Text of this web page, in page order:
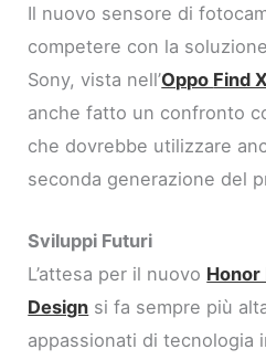
Il nuovo sensore di
competere con la
Sony, vista nell’Oppo Find
anche fatto un confronto
che dovrebbe utilizzare
seconda generazione del
Sviluppi Futuri
L’attesa per il nuovo Honor
Design si fa sempre più
appassionati di tecnologia